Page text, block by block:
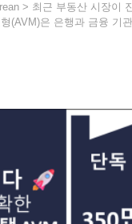
> 최근 부동산 시장이
(AVM)은 은행과 금융 기